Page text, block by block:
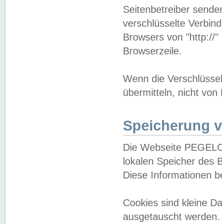
Seitenbetreiber
verschlüsselte
Browsers von "http://
Browserzeile.
Wenn die
übermitteln, nicht von
Speicherung
Die Webseite
lokalen Speicher des
Diese Informationen
Cookies sind kleine
ausgetauscht